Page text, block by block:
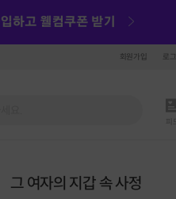
회원가입 로
그 여자의 지갑 속 사정